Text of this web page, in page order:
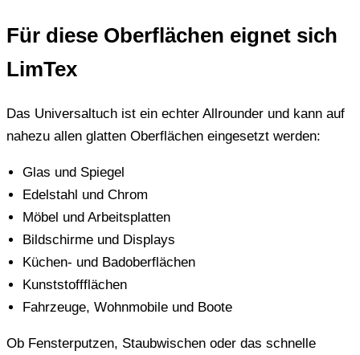
Für diese Oberflächen eignet sich
LimTex
Das Universaltuch ist ein echter Allrounder und kann auf
nahezu allen glatten Oberflächen eingesetzt werden:
Glas und Spiegel
Edelstahl und Chrom
Möbel und Arbeitsplatten
Bildschirme und Displays
Küchen- und Badoberflächen
Kunststoffflächen
Fahrzeuge, Wohnmobile und Boote
Ob Fensterputzen, Staubwischen oder das schnelle